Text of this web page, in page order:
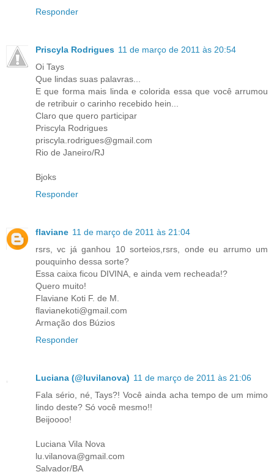
Responder
Priscyla Rodrigues 11 de março de 2011 às 20:54
Oi Tays
Que lindas suas palavras...
E que forma mais linda e colorida essa que você arrumou
de retribuir o carinho recebido hein...
Claro que quero participar
Priscyla Rodrigues
priscyla.rodrigues@gmail.com
Rio de Janeiro/RJ
Bjoks
Responder
flaviane 11 de março de 2011 às 21:04
rsrs, vc já ganhou 10 sorteios,rsrs, onde eu arrumo um
pouquinho dessa sorte?
Essa caixa ficou DIVINA, e ainda vem recheada!?
Quero muito!
Flaviane Koti F. de M.
flavianekoti@gmail.com
Armação dos Búzios
Responder
Luciana (@luvilanova) 11 de março de 2011 às 21:06
Fala sério, né, Tays?! Você ainda acha tempo de um mimo
lindo deste? Só você mesmo!!
Beijoooo!
Luciana Vila Nova
lu.vilanova@gmail.com
Salvador/BA